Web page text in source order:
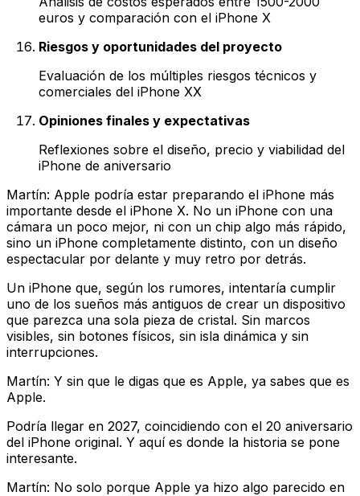
euros y comparación con el iPhone X
Riesgos y oportunidades del proyecto
Evaluación de los múltiples riesgos técnicos y
comerciales del iPhone XX
Opiniones finales y expectativas
Reflexiones sobre el diseño, precio y viabilidad del
iPhone de aniversario
Martín: Apple podría estar preparando el iPhone más
importante desde el iPhone X. No un iPhone con una
cámara un poco mejor, ni con un chip algo más rápido,
sino un iPhone completamente distinto, con un diseño
espectacular por delante y muy retro por detrás.
Un iPhone que, según los rumores, intentaría cumplir
uno de los sueños más antiguos de crear un dispositivo
que parezca una sola pieza de cristal. Sin marcos
visibles, sin botones físicos, sin isla dinámica y sin
interrupciones.
Martín: Y sin que le digas que es Apple, ya sabes que es
Apple.
Podría llegar en 2027, coincidiendo con el 20 aniversario
del iPhone original. Y aquí es donde la historia se pone
interesante.
Martín: No solo porque Apple ya hizo algo parecido en